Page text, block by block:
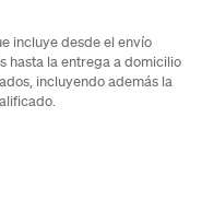
incluye desde el envío
hasta la entrega a domicilio
incluyendo además la